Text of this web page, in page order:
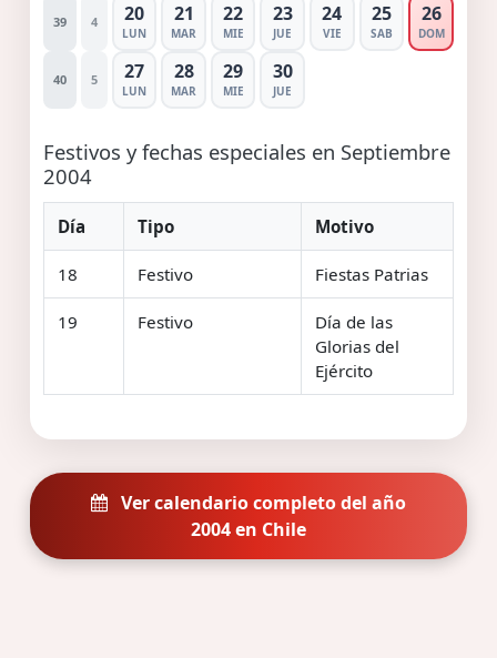
39 4 20
LUN
21
MAR
22
MIE
23
JUE
24
VIE
25
SAB
26
DOM
40 5 27
LUN
28
MAR
29
MIE
30
JUE
Festivos y fechas especiales en Septiembre
2004
Día Tipo Motivo
18 Festivo Fiestas Patrias
19 Festivo
Día de las
Glorias del
Ejército
Ver calendario completo del año
2004 en Chile